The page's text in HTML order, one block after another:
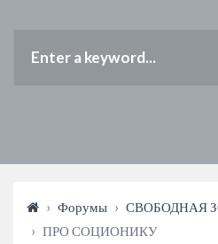
› Форумы › СВОБОДНАЯ
› ПРО СОЦИОНИКУ